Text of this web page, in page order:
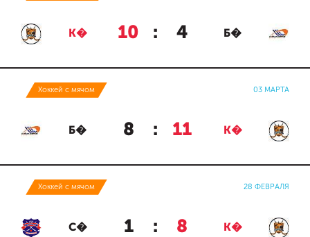
К� 10 : 4 Б�
Хоккей с мячом 03 МАРТА
Б� 8 : 11 К�
Хоккей с мячом 28 ФЕВРАЛЯ
С� 1 : 8 К�